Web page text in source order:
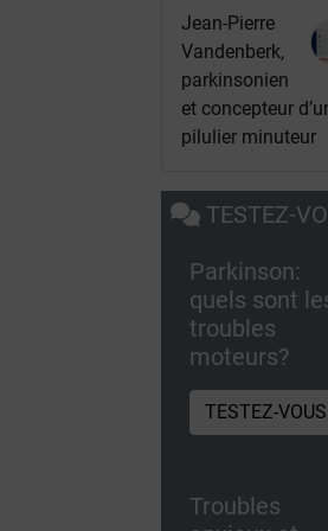
Jean-Pierre
Vandenberk,
parkinsonien
et concepteur
pilulier minuteur
TESTEZ-
Parkinson:
quels sont
troubles
moteurs?
TESTEZ-VOUS
Troubles